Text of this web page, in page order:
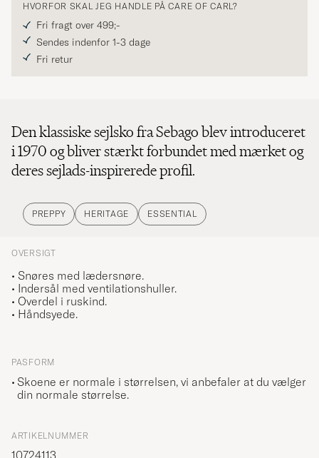
HVORFOR SKAL JEG HANDLE PÅ CARE OF CARL?
Fri fragt over 499;-
Sendes indenfor 1-3 dage
Fri retur
Den klassiske sejlsko fra Sebago blev introduceret
i 1970 og bliver stærkt forbundet med mærket og
deres sejlads-inspirerede profil.
PREPPY HERITAGE ESSENTIAL
OVERSIGT
• Snøres med lædersnøre.
• Indersål med ventilationshuller.
• Overdel i ruskind.
• Håndsyede.
PASFORM
Skoene er normale i størrelsen, vi anbefaler at du vælger
din normale størrelse.
ARTIKELNUMMER